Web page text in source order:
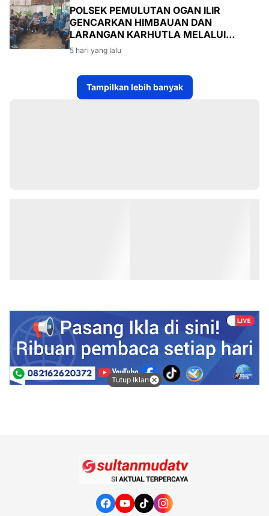
POLSEK PEMULUTAN OGAN ILIR
GENCARKAN HIMBAUAN DAN
LARANGAN KARHUTLA MELALUI
PROGRAM TSKD (TOURING SAMBANG
KE DESA-DESA
5 hari yang lalu
Tampilkan lebih banyak
Tutup Iklan